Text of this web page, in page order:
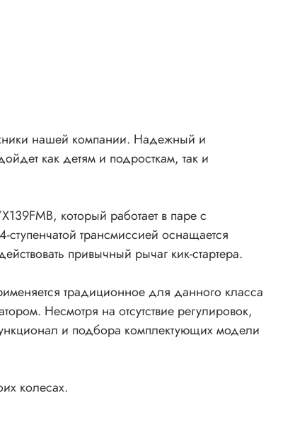
нашей компании. Надежный и
как детям и подросткам, так и
который работает в паре с
трансмиссией оснащается
привычный рычаг кик-стартера.
традиционное для данного класса
Несмотря на отсутствие регулировок,
и подбора комплектующих модели
колесах.